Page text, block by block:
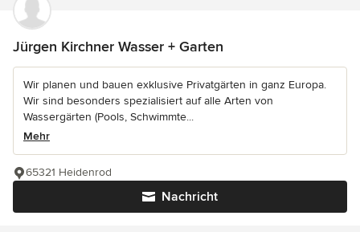
Jürgen Kirchner Wasser + Garten
Wir planen und bauen exklusive Privatgärten in ganz Europa.
Wir sind besonders spezialisiert auf alle Arten von
Wassergärten (Pools, Schwimmte...
Mehr
Nachricht
65321 Heidenrod